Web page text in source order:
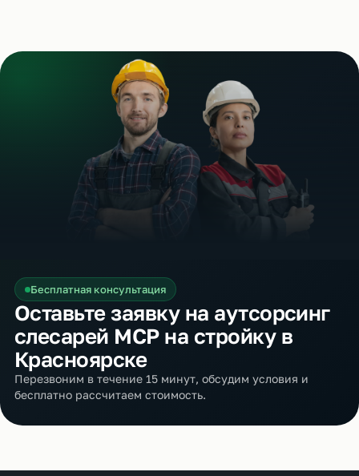
Бесплатная консультация
Оставьте заявку на аутсорсинг
слесарей МСР на стройку в
Красноярске
Перезвоним в течение 15 минут, обсудим условия и
бесплатно рассчитаем стоимость.